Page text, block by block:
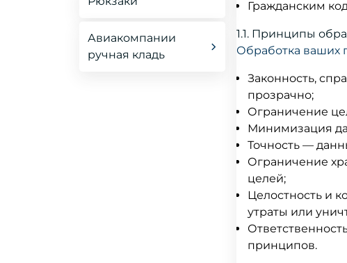
Авиакомпании
ручная кладь
Гражданским
1.1. Принципы
Обработка ваших
Законность,
прозрачно;
Ограничение
Минимизация
Точность —
Ограничение
целей;
Целостность и
утраты или
принципов.